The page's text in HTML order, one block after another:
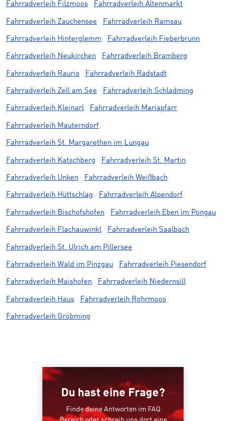
Fahrradverleih Filzmoos Fahrradverleih Altenmarkt
Fahrradverleih Zauchensee Fahrradverleih Ramsau
Fahrradverleih Hinterglemm Fahrradverleih Fieberbrunn
Fahrradverleih Neukirchen Fahrradverleih Bramberg
Fahrradverleih Rauris Fahrradverleih Radstadt
Fahrradverleih Zell am See Fahrradverleih Schladming
Fahrradverleih Kleinarl Fahrradverleih Mariapfarr
Fahrradverleih Mauterndorf
Fahrradverleih St. Margarethen im Lungau
Fahrradverleih Katschberg Fahrradverleih St. Martin
Fahrradverleih Unken Fahrradverleih Weißbach
Fahrradverleih Hüttschlag Fahrradverleih Alpendorf
Fahrradverleih Bischofshofen Fahrradverleih Eben im Pongau
Fahrradverleih Flachauwinkl Fahrradverleih Saalbach
Fahrradverleih St. Ulrich am Pillersee
Fahrradverleih Wald im Pinzgau Fahrradverleih Piesendorf
Fahrradverleih Maishofen Fahrradverleih Niedernsill
Fahrradverleih Haus Fahrradverleih Rohrmoos
Fahrradverleih Gröbming
Du hast eine Frage?
Finde deine Antworten im FAQ